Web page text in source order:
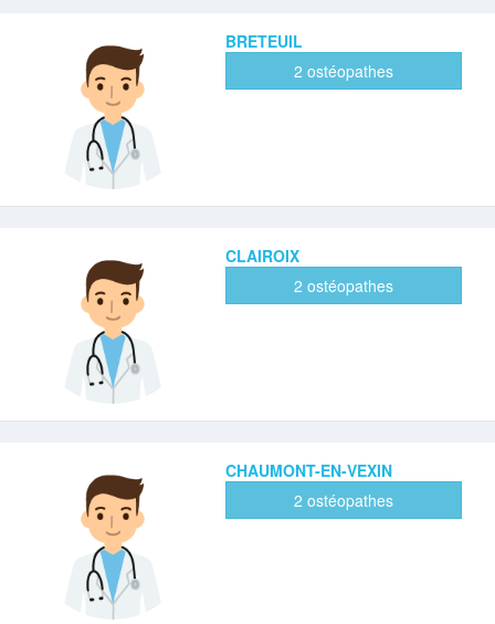
BRETEUIL
2 ostéopathes
CLAIROIX
2 ostéopathes
CHAUMONT-EN-VEXIN
2 ostéopathes